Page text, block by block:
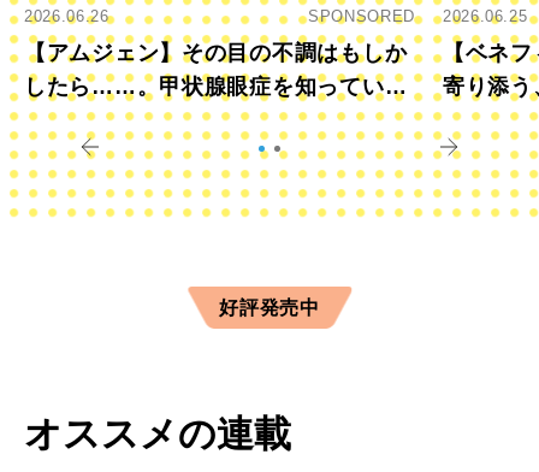
2026.06.26 SPONSORED
【アムジェン】その目の不調はもしか
したら……。甲状腺眼症を知っていま
すか？
2026.06.25
【ベネフ
寄り添う
きに
好評発売中
オススメの連載